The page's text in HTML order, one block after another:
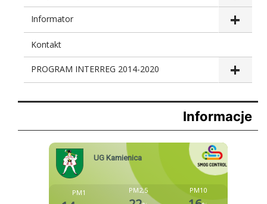
Informator
Kontakt
PROGRAM INTERREG 2014-2020
Informacje